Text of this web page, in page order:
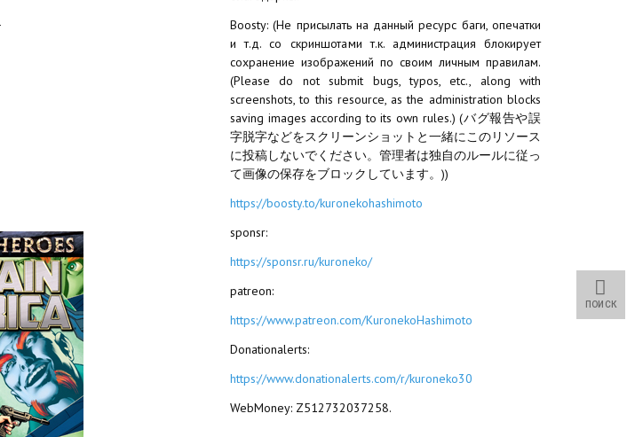
Boosty: (Не присылать на данный ресурс баги, опечатки
и т.д. со скриншотами т.к. администрация блокирует
сохранение изображений по своим личным правилам.
(Please do not submit bugs, typos, etc., along with
screenshots, to this resource, as the administration blocks
saving images according to its own rules.) (バグ報告や誤
字脱字などをスクリーンショットと一緒にこのリソース
に投稿しないでください。管理者は独自のルールに従っ
て画像の保存をブロックしています。))
https://boosty.to/kuronekohashimoto
sponsr:
https://sponsr.ru/kuroneko/
patreon:
https://www.patreon.com/KuronekoHashimoto
Donationalerts:
https://www.donationalerts.com/r/kuroneko30
WebMoney: Z512732037258.
ПОИСК